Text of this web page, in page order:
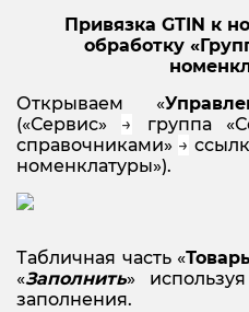
Привязка GTIN к
обработку
Открываем «
(«Сервис» → группа
справочниками» →
номенклатуры»).
Табличная часть «
«Заполнить»
заполнения.